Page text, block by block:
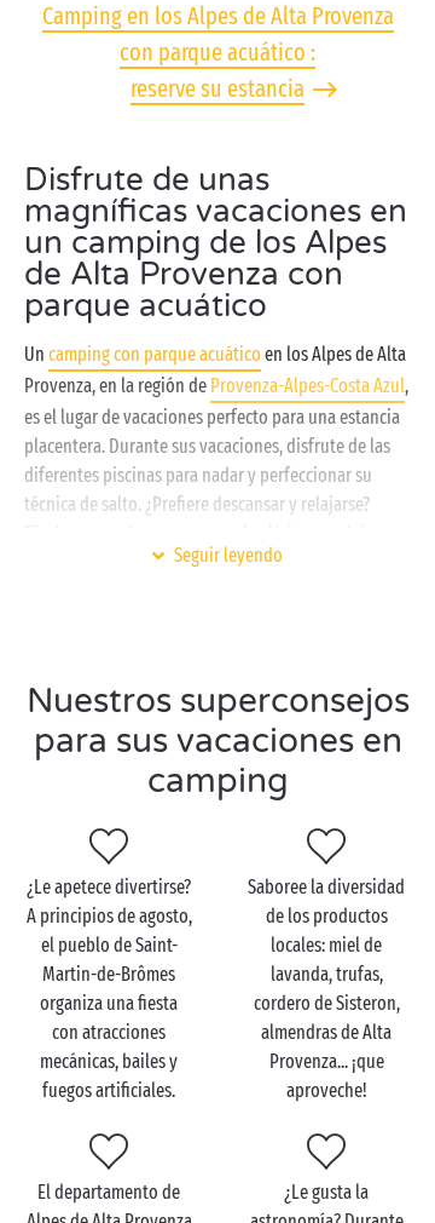
Camping en los Alpes de Alta Provenza
con parque acuático :
reserve su estancia
Disfrute de unas
magníficas vacaciones en
un camping de los Alpes
de Alta Provenza con
parque acuático
Un camping con parque acuático en los Alpes de Alta
Provenza, en la región de Provenza-Alpes-Costa Azul,
es el lugar de vacaciones perfecto para una estancia
placentera. Durante sus vacaciones, disfrute de las
diferentes piscinas para nadar y perfeccionar su
técnica de salto. ¿Prefiere descansar y relajarse?
cuerpo en un baño de hidromasaje.
toboganes les harán disfrutar de lo lindo, dejándoles
recuerdos imborrables con sus nuevos amigos y
amigas.
Por la noche, siéntese a la mesa del restaurante del
camping. ¡Su ambiente acogedor y sus deliciosos
platos le conquistarán!
Al final de su estancia en un camping con parque
acuático en los Alpes de Alta Provenza, solo estará
pensando en una cosa: ¡volver el año que viene!
Seguir leyendo
Nuestros superconsejos
para sus vacaciones en
camping
¿Le apetece divertirse?
A principios de agosto,
el pueblo de Saint-
Martin-de-Brômes
organiza una fiesta
con atracciones
mecánicas, bailes y
fuegos artificiales.
Saboree la diversidad
de los productos
locales: miel de
lavanda, trufas,
cordero de Sisteron,
almendras de Alta
Provenza... ¡que
aproveche!
El departamento de
¿Le gusta la